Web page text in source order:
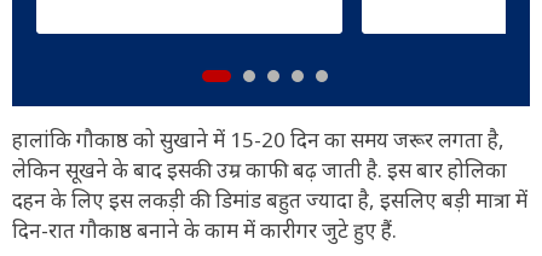
हालांकि गौकाष्ठ को सुखाने में 15-20 दिन का समय जरूर लगता है,
लेकिन सूखने के बाद इसकी उम्र काफी बढ़ जाती है. इस बार होलिका
दहन के लिए इस लकड़ी की डिमांड बहुत ज्यादा है, इसलिए बड़ी मात्रा में
दिन-रात गौकाष्ठ बनाने के काम में कारीगर जुटे हुए हैं.